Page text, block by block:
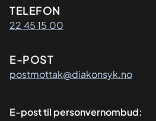
Kontaktinformasjon
TELEFON
22 45 15 00
E-POST
postmottak@diakonsyk.no
E-post til personvernombud: